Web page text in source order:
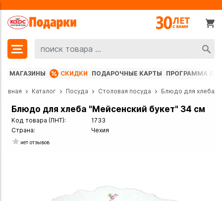
МАГАЗИНЫ СКИДКИ ПОДАРОЧНЫЕ КАРТЫ ПРОГРАММА
Каталог Посуда Столовая посуда Блюдо для хлеба
Блюдо для хлеба "Мейсенский букет" 34 см
Код товара (ПНТ):
1733
Страна:
Чехия
нет отзывов